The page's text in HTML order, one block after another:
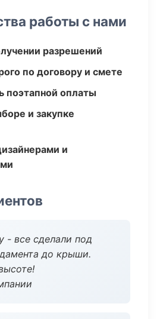
работы с нами
разрешений
по договору и смете
поэтапной оплаты
и закупке
и
- все сделали под
до крыши.